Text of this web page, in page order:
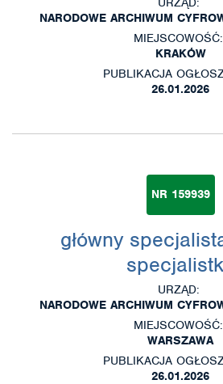
NARODOWE ARCHIWUM
MIEJSCOWOŚĆ:
KRAKÓW
PUBLIKACJA
26.01.2026
NR 159939
główny
URZĄD:
NARODOWE ARCHIWUM
MIEJSCOWOŚĆ:
WARSZAWA
PUBLIKACJA
26.01.2026